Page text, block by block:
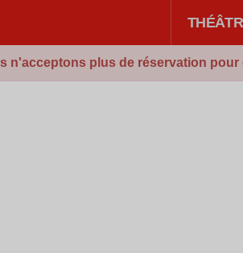
n'acceptons plus de réservation pour